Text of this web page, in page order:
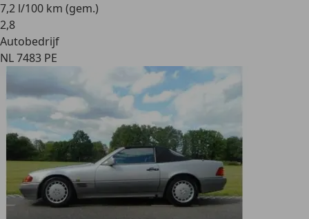
7,2 l/100 km (gem.)
2,8
Autobedrijf
NL 7483 PE